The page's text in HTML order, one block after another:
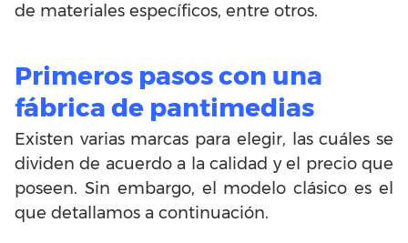
de materiales específicos, entre otros.
Primeros pasos con una
fábrica de pantimedias
Existen varias marcas para elegir, las cuáles se
dividen de acuerdo a la calidad y el precio que
poseen. Sin embargo, el modelo clásico es el
que detallamos a continuación.